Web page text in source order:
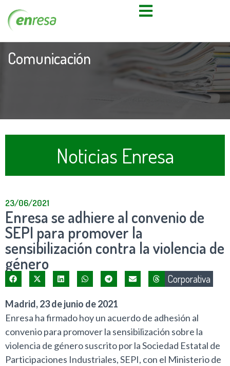
Comunicación
Noticias Enresa
23/06/2021
Enresa se adhiere al convenio de
SEPI para promover la
sensibilización contra la violencia de
género
Corporativa
Madrid, 23 de junio de 2021
Enresa ha firmado hoy un acuerdo de adhesión al
convenio para promover la sensibilización sobre la
violencia de género suscrito por la Sociedad Estatal de
Participaciones Industriales, SEPI, con el Ministerio de